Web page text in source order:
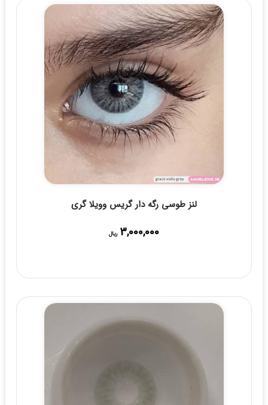
لنز طوسی رگه دار گریس وویلا گری
3,000,000 ریال